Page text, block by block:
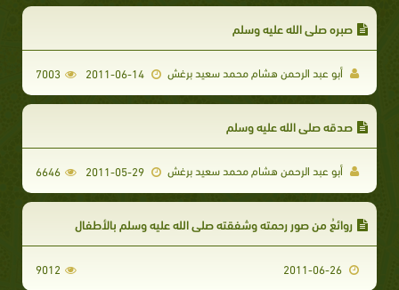
صبره صلى الله عليه وسلم
أبو عبد الرحمن هشام محمد سعيد برغش 7003
صدقه صلى الله عليه وسلم
أبو عبد الرحمن هشام محمد سعيد برغش 6646
روائعُ من صورِ رحمته وشفقته صلى الله عليه وسلم بالأطفال
9012